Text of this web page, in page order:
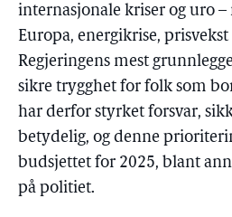
internasjonale kriser og uro
Europa, energikrise,
Regjeringens mest
sikre trygghet for folk som
har derfor styrket forsvar,
betydelig, og denne
budsjettet for 2025, blant
på politiet.